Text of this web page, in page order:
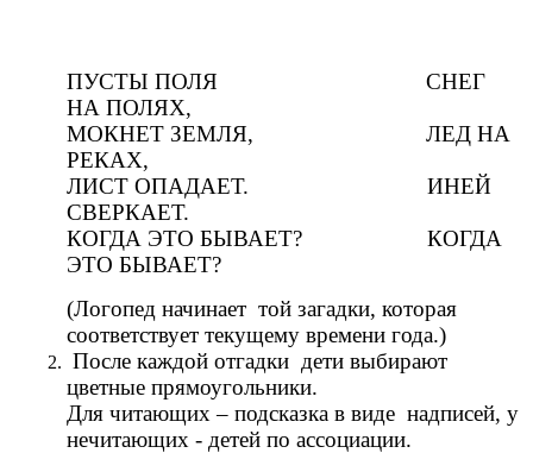
ПУСТЫ ПОЛЯ СНЕГ
НА ПОЛЯХ,
МОКНЕТ ЗЕМЛЯ, ЛЕД НА
РЕКАХ,
ЛИСТ ОПАДАЕТ. ИНЕЙ
СВЕРКАЕТ.
КОГДА ЭТО БЫВАЕТ? КОГДА
ЭТО БЫВАЕТ?
(Логопед начинает той загадки, которая
соответствует текущему времени года.)
После каждой отгадки дети выбирают
цветные прямоугольники.
Для читающих – подсказка в виде надписей, у
нечитающих - детей по ассоциации.